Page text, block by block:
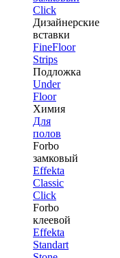
Click
Дизайнерские
вставки
FineFloor
Strips
Подложка
Under
Floor
Химия
Для
полов
Forbo
замковый
Effekta
Classic
Click
Forbo
клеевой
Effekta
Standart